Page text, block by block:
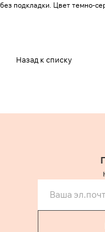
без подкладки. Цвет темно-
Назад к списку